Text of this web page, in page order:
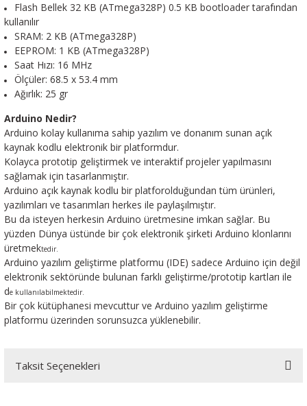
Flash Bellek 32 KB (ATmega328P) 0.5 KB bootloader tarafından
kullanılır
SRAM: 2 KB (ATmega328P)
EEPROM: 1 KB (ATmega328P)
Saat Hızı: 16 MHz
Ölçüler: 68.5 x 53.4 mm
Ağırlık: 25 gr
Arduino Nedir?
Arduino kolay kullanıma sahip yazılım ve donanım sunan açık
kaynak kodlu elektronik bir platformdur.
Kolayca prototip geliştirmek ve interaktif projeler yapılmasını
sağlamak için tasarlanmıştır.
Arduino açık kaynak kodlu bir platforolduğundan tüm ürünleri,
yazılımları ve tasarımları herkes ile paylaşılmıştır.
Bu da isteyen herkesin Arduino üretmesine imkan sağlar. Bu
yüzden Dünya üstünde bir çok elektronik şirketi Arduino klonlarını
üretmektedir.
Arduino yazılım geliştirme platformu (IDE) sadece Arduino için değil
elektronik sektöründe bulunan farklı geliştirme/prototip kartları ile
de kullanılabilmektedir.
Bir çok kütüphanesi mevcuttur ve Arduino yazılım geliştirme
platformu üzerinden sorunsuzca yüklenebilir.
Taksit Seçenekleri